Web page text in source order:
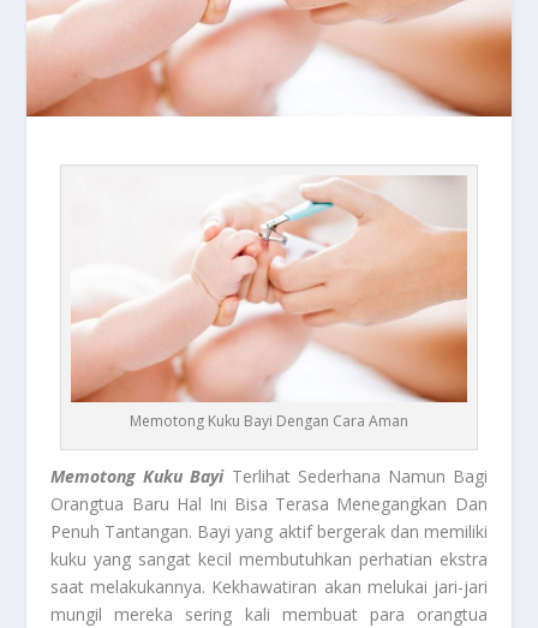
Memotong Kuku Bayi Dengan Cara Aman
Memotong Kuku BayiTerlihat Sederhana Namun Bagi
Orangtua Baru Hal Ini Bisa Terasa Menegangkan Dan
Penuh Tantangan. Bayi yang aktif bergerak dan memiliki
kuku yang sangat kecil membutuhkan perhatian ekstra
saat melakukannya. Kekhawatiran akan melukai jari-jari
mungil mereka sering kali membuat para orangtua